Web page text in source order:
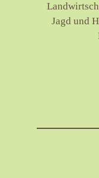
Jagd und